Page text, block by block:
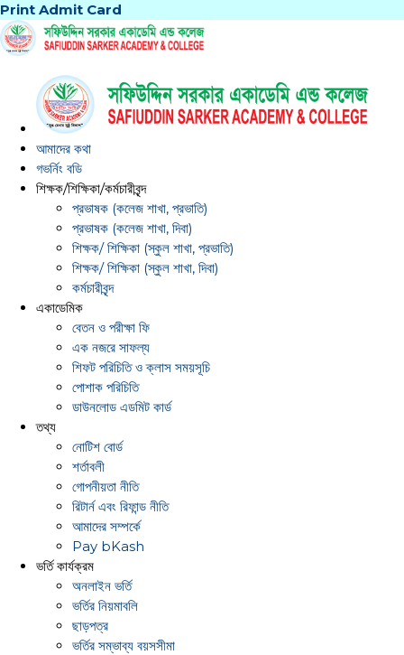
Print Admit Card
আমাদের কথা
গভর্নিং বডি
শিক্ষক/শিক্ষিকা/কর্মচারীবৃন্দ
প্রভাষক (কলেজ শাখা, প্রভাতি)
প্রভাষক (কলেজ শাখা, দিবা)
শিক্ষক/ শিক্ষিকা (স্কুল শাখা, প্রভাতি)
শিক্ষক/ শিক্ষিকা (স্কুল শাখা, দিবা)
কর্মচারীবৃন্দ
একাডেমিক
বেতন ও পরীক্ষা ফি
এক নজরে সাফল্য
শিফট পরিচিতি ও ক্লাস সময়সূচি
পোশাক পরিচিতি
ডাউনলোড এডমিট কার্ড
তথ্য
নোটিশ বোর্ড
শর্তাবলী
গোপনীয়তা নীতি
রিটার্ন এবং রিফান্ড নীতি
আমাদের সম্পর্কে
Pay bKash
ভর্তি কার্যক্রম
অনলাইন ভর্তি
ভর্তির নিয়মাবলি
ছাড়পত্র
ভর্তির সম্ভাব্য বয়সসীমা